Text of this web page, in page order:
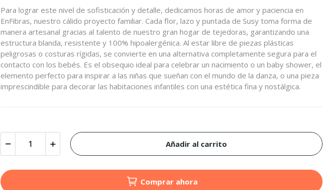
Para lograr este nivel de sofisticación y detalle, dedicamos horas de amor y paciencia en
EnFibras, nuestro cálido proyecto familiar. Cada flor, lazo y puntada de Susy toma forma de
manera artesanal gracias al talento de nuestro gran hogar de tejedoras, garantizando una
estructura blanda, resistente y 100% hipoalergénica. Al estar libre de piezas plásticas
peligrosas o costuras rígidas, se convierte en una alternativa completamente segura para el
contacto con los bebés. Es el obsequio ideal para celebrar un nacimiento o un baby shower, el
elemento perfecto para inspirar a las niñas que sueñan con el mundo de la danza, o una pieza
imprescindible para decorar las habitaciones infantiles con una estética fina y nostálgica.
Añadir al carrito
Comprar ahora